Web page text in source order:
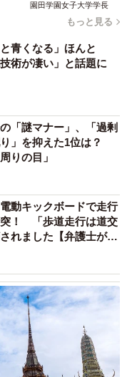
園田学園女子大学学長
もっと見る
青くなる」ほんと
術が凄い」と話題に
「謎マナー」、「過剰
」を抑えた1位は？
りの目」
動キックボードで走行
！ 「歩道走行は道交
れました【弁護士が解